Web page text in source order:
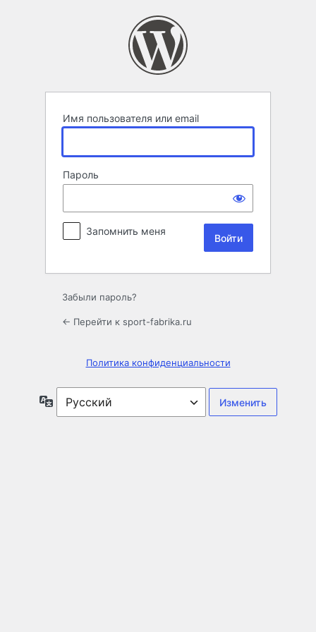
Имя пользователя или email
Пароль
Запомнить меня
Забыли пароль?
← Перейти к sport-fabrika.ru
Политика конфиденциальности
Язык